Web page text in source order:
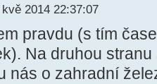
2014 22:37:07
pravdu (s tím
Na druhou
nás o zahradní